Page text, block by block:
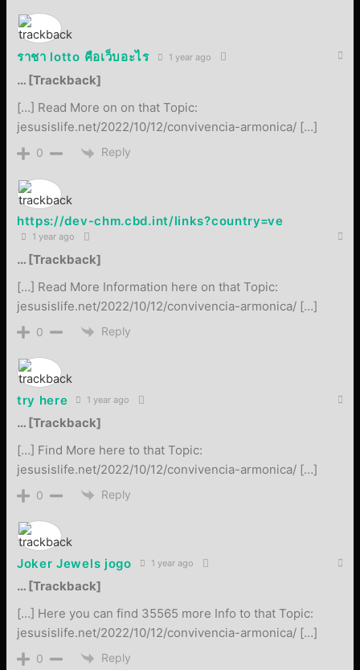
ราชา lotto คือเว็บอะไร 1 year ago
… [Trackback]
[…] Read More on on that Topic:
jesusislife.net/2022/10/12/convivencia-armonica/ […]
0 Reply
https://dev-chm.cbd.int/links?country=ve
1 year ago
… [Trackback]
[…] Read More Information here on that Topic:
jesusislife.net/2022/10/12/convivencia-armonica/ […]
0 Reply
try here 1 year ago
… [Trackback]
[…] Find More here to that Topic:
jesusislife.net/2022/10/12/convivencia-armonica/ […]
0 Reply
Joker Jewels jogo 1 year ago
… [Trackback]
[…] Here you can find 35565 more Info to that Topic:
jesusislife.net/2022/10/12/convivencia-armonica/ […]
0 Reply